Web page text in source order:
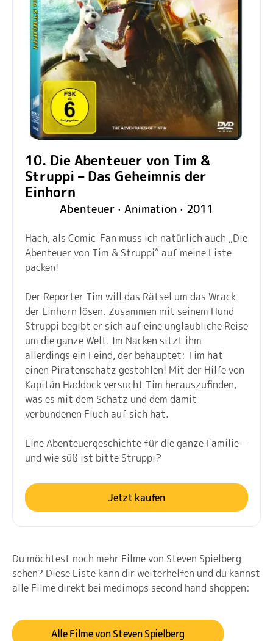
10. Die Abenteuer von Tim &
Struppi – Das Geheimnis der
Einhorn
Abenteuer · Animation · 2011
Hach, als Comic-Fan muss ich natürlich auch „Die
Abenteuer von Tim & Struppi“ auf meine Liste
packen!
Der Reporter Tim will das Rätsel um das Wrack
der Einhorn lösen. Zusammen mit seinem Hund
Struppi begibt er sich auf eine unglaubliche Reise
um die ganze Welt. Im Nacken sitzt ihm
allerdings ein Feind, der behauptet: Tim hat
einen Piratenschatz gestohlen! Mit der Hilfe von
Kapitän Haddock versucht Tim herauszufinden,
was es mit dem Schatz und dem damit
verbundenen Fluch auf sich hat.
Eine Abenteuergeschichte für die ganze Familie –
und wie süß ist bitte Struppi?
Jetzt kaufen
Du möchtest noch mehr Filme von Steven Spielberg
sehen? Diese Liste kann dir weiterhelfen und du kannst
alle Filme direkt bei medimops second hand shoppen:
Alle Filme von Steven Spielberg